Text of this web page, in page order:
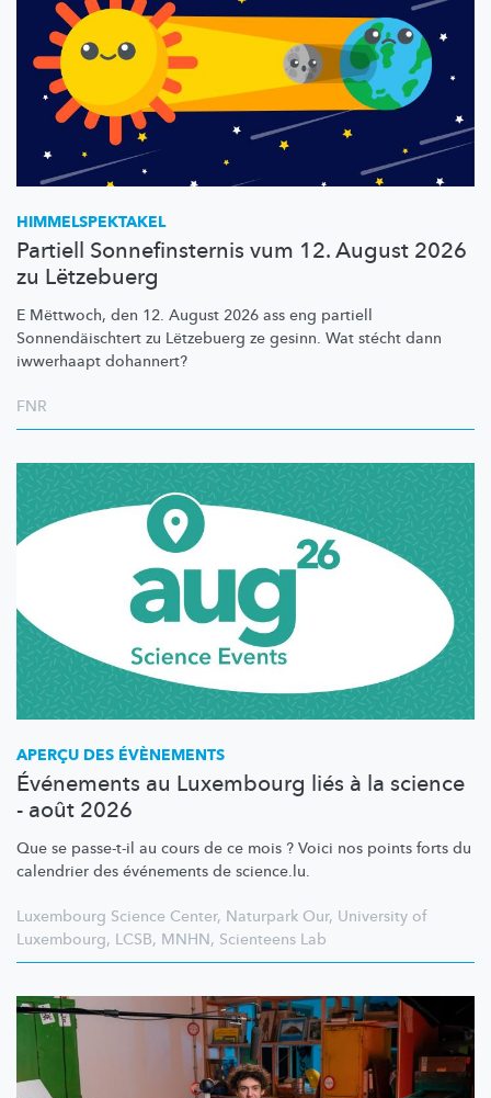
HIMMELSPEKTAKEL
Partiell Sonnefinsternis vum 12. August 2026
zu Lëtzebuerg
E Mëttwoch, den 12. August 2026 ass eng partiell
Sonnendäischtert zu Lëtzebuerg ze gesinn. Wat stécht dann
iwwerhaapt dohannert?
FNR
APERÇU DES ÉVÈNEMENTS
Événements au Luxembourg liés à la science
- août 2026
Que se passe-t-il au cours de ce mois ? Voici nos points forts du
calendrier des événements de science.lu.
Luxembourg Science Center, Naturpark Our, University of
Luxembourg, LCSB, MNHN, Scienteens Lab